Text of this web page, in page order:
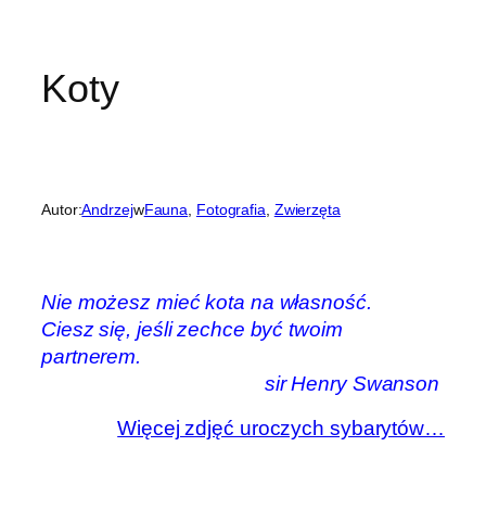
Koty
Autor:AndrzejwFauna Fotografia Zwierzęta
Nie możesz mieć kota na własność.
Ciesz się, jeśli zechce być twoim
partnerem.
sir Henry Swanson
Więcej zdjęć uroczych sybarytów…